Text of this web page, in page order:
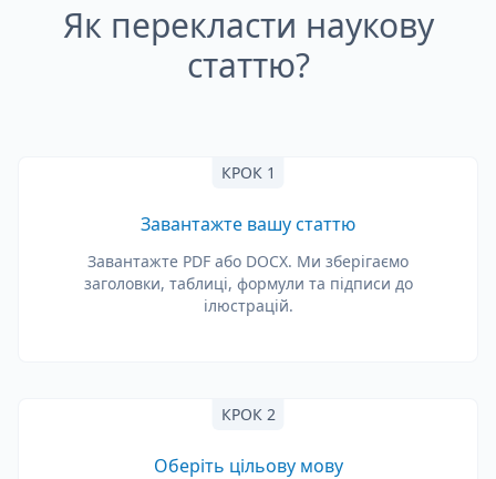
Як перекласти наукову
статтю?
КРОК 1
Завантажте вашу статтю
Завантажте PDF або DOCX. Ми зберігаємо
заголовки, таблиці, формули та підписи до
ілюстрацій.
КРОК 2
Оберіть цільову мову